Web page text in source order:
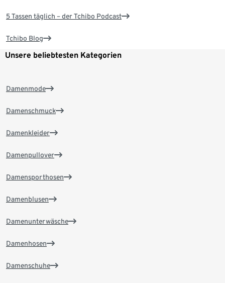
5 Tassen täglich – der Tchibo Podcast
Tchibo Blog
Unsere beliebtesten Kategorien
Damenmode
Damenschmuck
Damenkleider
Damenpullover
Damensporthosen
Damenblusen
Damenunterwäsche
Damenhosen
Damenschuhe